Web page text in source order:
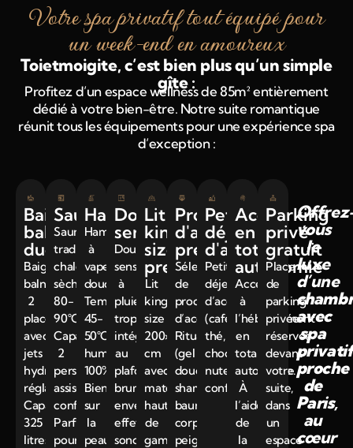
Votre spa privatif tout équipé pour
un week-end en amoureux
Toietmoigite, c’est bien plus qu’un simple
gîte :
Profitez d’un espace wellness de 85m² entièrement
dédié à votre bien-être. Notre suite romantique
réunit tous les équipements pour une expérience spa
d’exception :
Baignoire
balnéo
duo
Baignoire
balnéothérapie
2
places
avec
jets
hydromassants
réglables.
Capacité
325
litres,
Sauna
Sauna
traditionnel,
chaleur
sèche
80-
90°C.
Capacité
2
personnes
assises
confortablement.
Parfait
pour
Hammam
Hammam
à
vapeur
douce.
Température
45-
50°C,
humidité
100%.
Bienfaits
sur
la
peau
Douche
sensorielle
Douche
sensorielle
à
pluie
tropicale
intégrée
au
plafond,
brume
enveloppante,
effets
sonores
Lit
king-
size
premium
Lit
king-
size
200×200
cm
avec
matelas
haut
de
gamme
Produits
d'accueil
premium
Sélection
de
produits
d’accueil
Rituals
(gel
douche,
shampoing,
baume
corps),
peignoirs,
Petit-
déjeuner
d'accueil
Petit-
déjeuner
d’accueil
(café,
thé,
chocolat,
nutella,
confiture…)
Accès
en
total
autonomie
Accéder
à
l’hébergement
en
totale
autonomie.
À
l’aide
de
la
Parking
privé
gratuit
Place
de
parking
privée
réservée
devant
votre
suite,
dans
un
espace
vous
le
luxe
d’une
avec
spa
proche
de
Paris,
au
cœur